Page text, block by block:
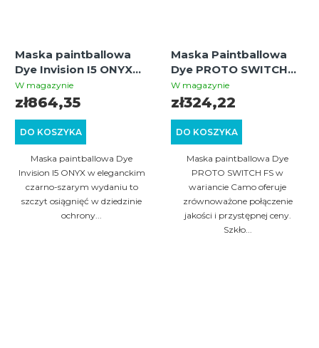
Maska paintballowa
Dye Invision I5 ONYX
thermal – czarna/szara
W magazynie
DO KOSZYKA
zł864,35
Maska paintballowa Dye
Invision I5 ONYX w eleganckim
czarno-szarym wydaniu to
szczyt osiągnięć w dziedzinie
ochrony...
Maska Paintballowa
Dye PROTO SWITCH
FS (Camo) | Szkło
Termiczne | Wygodna i
W magazynie
DO KOSZYKA
zł324,22
Maska paintballowa Dye
PROTO SWITCH FS w
wariancie Camo oferuje
zrównoważone połączenie
jakości i przystępnej ceny.
Szkło...